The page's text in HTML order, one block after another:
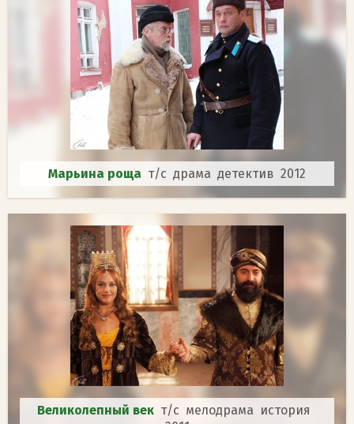
Марьина роща т/с драма детектив 2012
Великолепный век т/с мелодрама история